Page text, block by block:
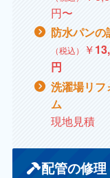
円〜
防水パンの
（税込） ￥
円
洗濯場リフ
ム
現地見積
配管の修理